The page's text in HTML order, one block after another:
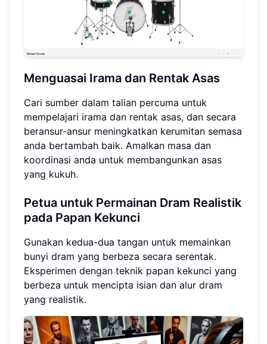
Menguasai Irama dan Rentak Asas
Cari sumber dalam talian percuma untuk
mempelajari irama dan rentak asas, dan secara
beransur-ansur meningkatkan kerumitan semasa
anda bertambah baik. Amalkan masa dan
koordinasi anda untuk membangunkan asas
yang kukuh.
Petua untuk Permainan Dram Realistik
pada Papan Kekunci
Gunakan kedua-dua tangan untuk memainkan
bunyi dram yang berbeza secara serentak.
Eksperimen dengan teknik papan kekunci yang
berbeza untuk mencipta isian dan alur dram
yang realistik.